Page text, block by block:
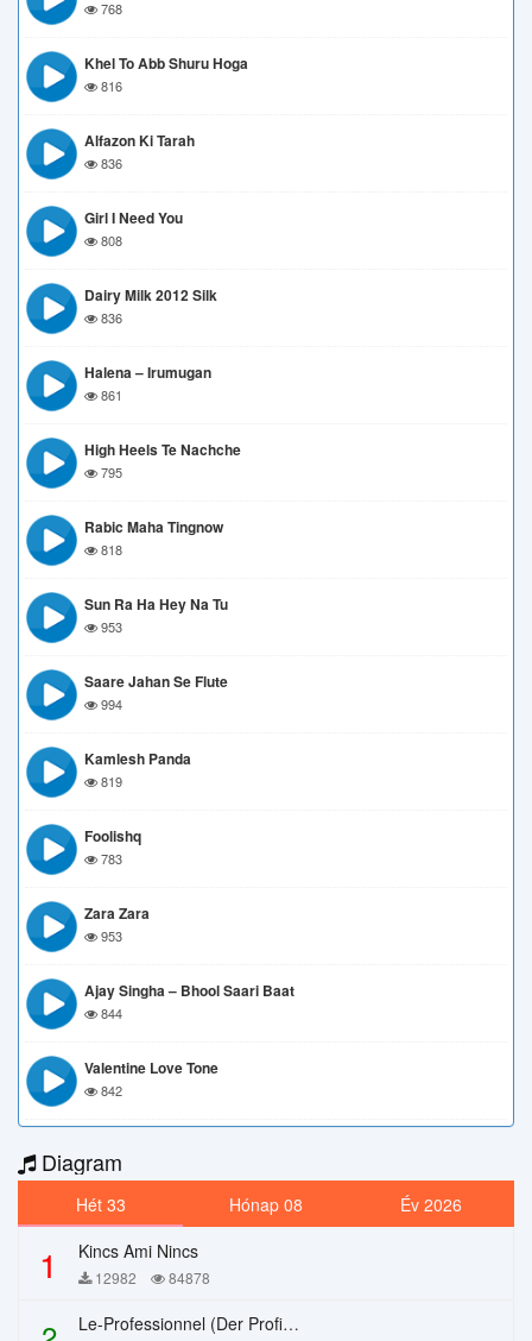
768
Khel To Abb Shuru Hoga
816
Alfazon Ki Tarah
836
Girl I Need You
808
Dairy Milk 2012 Silk
836
Halena – Irumugan
861
High Heels Te Nachche
795
Rabic Maha Tingnow
818
Sun Ra Ha Hey Na Tu
953
Saare Jahan Se Flute
994
Kamlesh Panda
819
Foolishq
783
Zara Zara
953
Ajay Singha – Bhool Saari Baat
844
Valentine Love Tone
842
Diagram
Hét 33 Hónap 08 Év 2026
1 Kincs Ami Nincs
12982 84878
Le-Professionnel (Der Profi) – Chi Mai